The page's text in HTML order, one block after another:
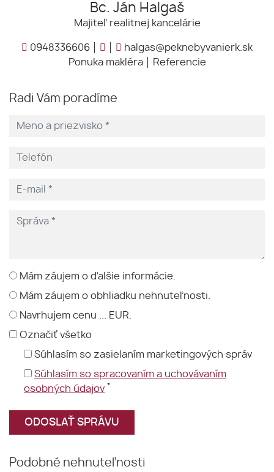
Bc. Ján Halgaš
Majiteľ realitnej kancelárie
0948336606
halgas@peknebyvanierk.sk
Ponuka makléra
Referencie
Radi Vám poradíme
Mám záujem o ďalšie informácie.
Mám záujem o obhliadku nehnuteľnosti.
Navrhujem cenu ... EUR.
Označiť všetko
Súhlasím so zasielaním marketingových správ
Súhlasím so spracovaním a uchovávaním
osobných údajov *
Podobné nehnuteľnosti